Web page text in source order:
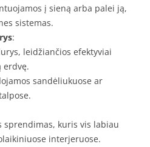
į sieną arba palei ją,
sistemas.
:
leidžiančios efektyviai
erdvę.
sandėliukuose ar
sprendimas, kuris vis labiau
interjeruose.